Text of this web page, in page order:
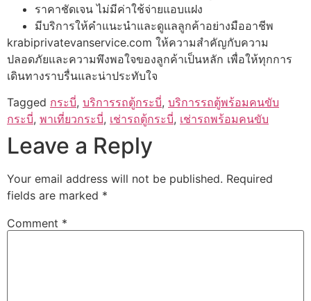
ราคาชัดเจน ไม่มีค่าใช้จ่ายแอบแฝง
มีบริการให้คำแนะนำและดูแลลูกค้าอย่างมืออาชีพ
krabiprivatevanservice.com ให้ความสำคัญกับความ
ปลอดภัยและความพึงพอใจของลูกค้าเป็นหลัก เพื่อให้ทุกการ
เดินทางราบรื่นและน่าประทับใจ
Tagged กระบี่, บริการรถตู้กระบี่, บริการรถตู้พร้อมคนขับ
กระบี่, พาเที่ยวกระบี่, เช่ารถตู้กระบี่, เช่ารถพร้อมคนขับ
Leave a Reply
Your email address will not be published. Required
fields are marked *
Comment *